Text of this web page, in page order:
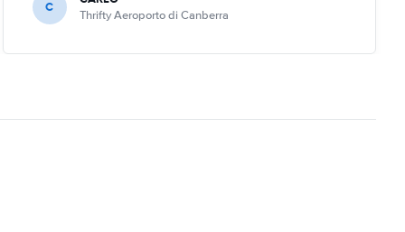
C Thrifty Aeroporto di Canberra